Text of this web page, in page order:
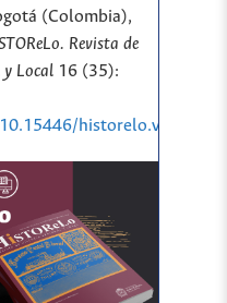
(Colombia),
Revista de
y Local16 (35):